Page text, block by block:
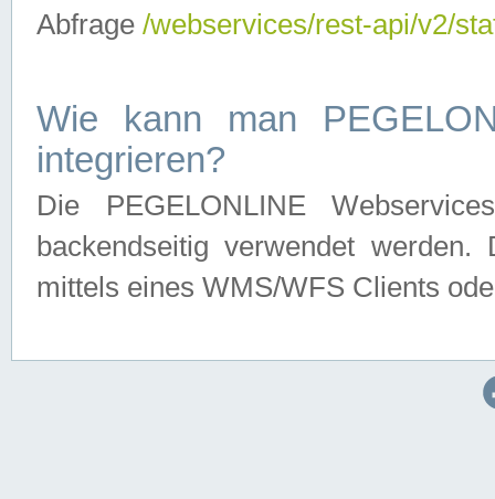
Abfrage /webservices/rest-api/v2/
Wie kann man
integrieren?
Die PEGELONLINE
backendseitig verwendet
mittels eines WMS/WFS Clients